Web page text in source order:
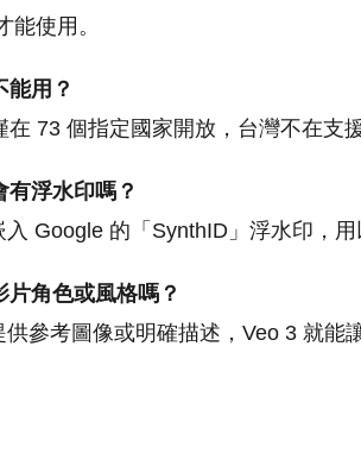
能使用。
能用？
在 73 個指定國家開放，台灣不在支
有浮水印嗎？
Google 的「SynthID」浮水印，用
角色或風格嗎？
參考圖像或明確描述，Veo 3 就能